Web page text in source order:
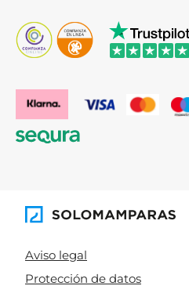
Aviso legal
Protección de datos